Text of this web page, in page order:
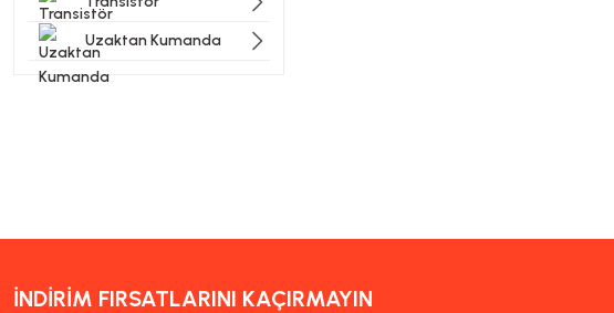
Uzaktan Kumanda
İNDİRİM FIRSATLARINI KAÇIRMAYIN